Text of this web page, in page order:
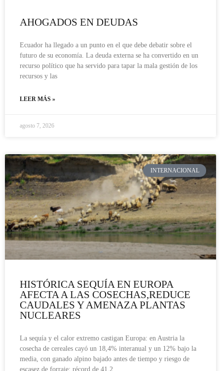
AHOGADOS EN DEUDAS
Ecuador ha llegado a un punto en el que debe debatir sobre el
futuro de su economía. La deuda externa se ha convertido en un
recurso político que ha servido para tapar la mala gestión de los
recursos y las
LEER MÁS »
agosto 7, 2026
INTERNACIONAL
HISTÓRICA SEQUÍA EN EUROPA
AFECTA A LAS COSECHAS,REDUCE
CAUDALES Y AMENAZA PLANTAS
NUCLEARES
La sequía y el calor extremo castigan Europa: en Austria la
cosecha de cereales cayó un 18,4% interanual y un 12% bajo la
media, con ganado alpino bajado antes de tiempo y riesgo de
escasez de forraje; récord de 41,2